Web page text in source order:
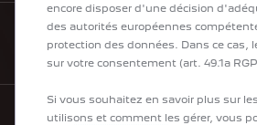
NEWSLETTER
encore disposer d'une décision
des autorités européennes
protection des données. Dans ce cas,
sur votre consentement (art. 49.1a
Si vous souhaitez en savoir plus sur
utilisons et comment les gérer, vous